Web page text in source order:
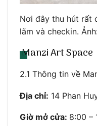
Nơi đây thu hút rất
lãm và checkin.
Manzi Art Space
2.1 Thông tin về
Địa chỉ: 14 Phan
Giờ mở cửa: 8:00 –